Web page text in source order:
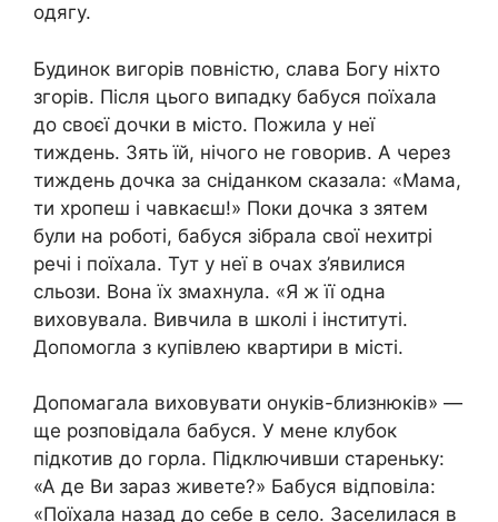
одягу.
Будинок вигорів повністю, слава Богу ніхто
згорів. Після цього випадку бабуся поїхала
до своєї дочки в місто. Пожила у неї
тиждень. Зять їй, нічого не говорив. А через
тиждень дочка за сніданком сказала: «Мама,
ти хропеш і чавкаєш!» Поки дочка з зятем
були на роботі, бабуся зібрала свої нехитрі
речі і поїхала. Тут у неї в очах з’явилися
сльози. Вона їх змахнула. «Я ж її одна
виховувала. Вивчила в школі і інституті.
Допомогла з купівлею квартири в місті.
Допомагала виховувати онуків-близнюків» —
ще розповідала бабуся. У мене клубок
підкотив до горла. Підключивши стареньку:
«А де Ви зараз живете?» Бабуся відповіла:
«Поїхала назад до себе в село. Заселилася в